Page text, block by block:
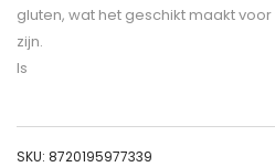
gluten, wat het geschikt maakt
zijn.
Is
SKU: 8720195977339